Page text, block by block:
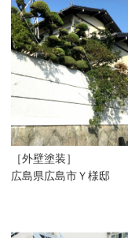
［外壁塗装］
広島県広島市Ｙ様邸